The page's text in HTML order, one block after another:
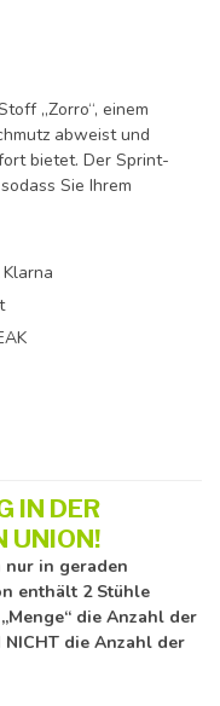
„Zorro“, einem
abweist und
bietet. Der Sprint-
Sie Ihrem
IN DER
UNION!
nur in geraden
enthält 2 Stühle
die Anzahl der
die Anzahl der